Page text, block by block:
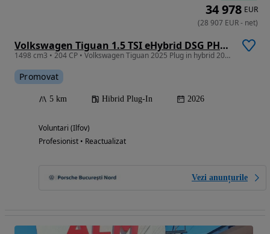
Volkswagen Tiguan 1.5 TSI eHybrid DSG PHEV Life
1498 cm3 • 204 CP • Volkswagen Tiguan 2025 Plug in hybrid 204CP
Promovat
5 km Hibrid Plug-In 2026
Voluntari (Ilfov)
Profesionist • Reactualizat
Vezi anunțurile
34 978 EUR
(28 907 EUR- net)